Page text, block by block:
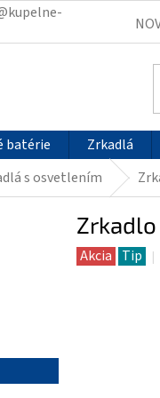
batérie Zrkadlá
s osvetlením
Akcia Tip